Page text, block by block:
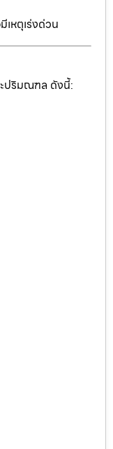
หตุเร่งด่วน
ปริมณฑล ดังนี้: